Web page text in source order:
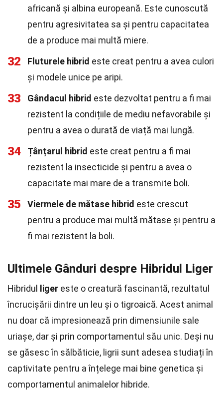
africană și albina europeană. Este cunoscută
pentru agresivitatea sa și pentru capacitatea
de a produce mai multă miere.
32 Fluturele hibrid este creat pentru a avea culori
și modele unice pe aripi.
33 Gândacul hibrid este dezvoltat pentru a fi mai
rezistent la condițiile de mediu nefavorabile și
pentru a avea o durată de viață mai lungă.
34 Țânțarul hibrid este creat pentru a fi mai
rezistent la insecticide și pentru a avea o
capacitate mai mare de a transmite boli.
35 Viermele de mătase hibrid este crescut
pentru a produce mai multă mătase și pentru a
fi mai rezistent la boli.
Ultimele Gânduri despre Hibridul Liger
Hibridul liger este o creatură fascinantă, rezultatul
încrucișării dintre un leu și o tigroaică. Acest animal
nu doar că impresionează prin dimensiunile sale
uriașe, dar și prin comportamentul său unic. Deși nu
se găsesc în sălbăticie, ligrii sunt adesea studiați în
captivitate pentru a înțelege mai bine genetica și
comportamentul animalelor hibride.